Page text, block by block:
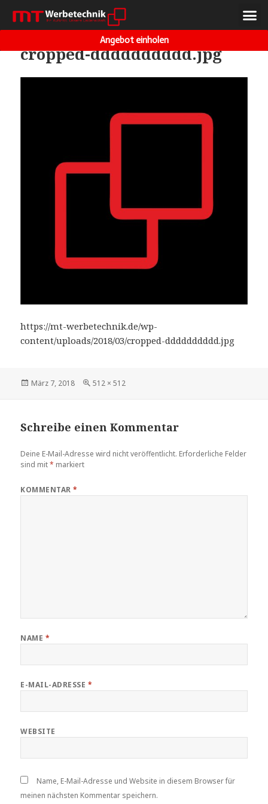
Angebot einholen
NÄCHSTES BILD
cropped-dddddddddd.jpg
https://mt-werbetechnik.de/wp-
content/uploads/2018/03/cropped-dddddddddd.jpg
März 7, 2018 512 × 512
Schreibe einen Kommentar
Deine E-Mail-Adresse wird nicht veröffentlicht. Erforderliche Felder
sind mit* markiert
KOMMENTAR*
NAME *
E-MAIL-ADRESSE *
WEBSITE
Name, E-Mail-Adresse und Website in diesem Browser für
meinen nächsten Kommentar speichern.